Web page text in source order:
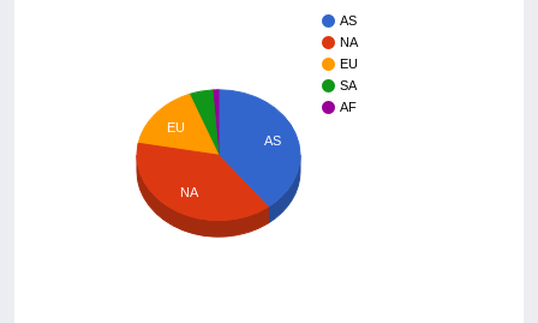
AS
NA
EU
SA
AF
AS
EU
NA